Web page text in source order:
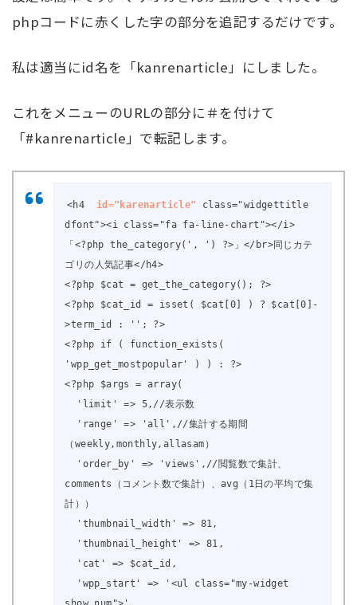
phpコードに赤くした字の部分を追記するだけです。
私は適当にid名を「kanrenarticle」にしました。
これをメニューのURLの部分に＃を付けて
「#kanrenarticle」で転記します。
<h4 id="karenarticle"
class="widgettitle
dfont"><i class="fa fa-line-chart"></i>
「<?php the_category(', ') ?>」</br>同じカテ
ゴリの人気記事</h4>
<?php $cat = get_the_category(); ?>
<?php $cat_id = isset( $cat[0] ) ? $cat[0]-
>term_id : ''; ?>
<?php if ( function_exists(
'wpp_get_mostpopular' ) ) : ?>
<?php $args = array(
（weekly,monthly,allasam）
comments（コメント数で集計）、avg（1日の平均で集
計））